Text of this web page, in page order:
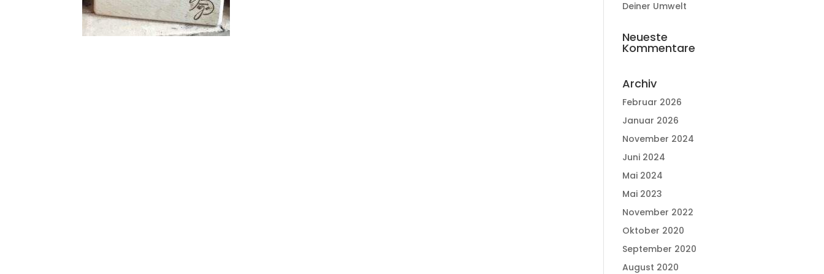
Deiner Umwelt
Neueste
Kommentare
Archiv
Februar 2026
Januar 2026
November 2024
Juni 2024
Mai 2024
Mai 2023
November 2022
Oktober 2020
September 2020
August 2020